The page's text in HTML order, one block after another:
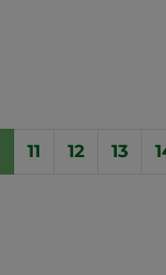
11 12 13